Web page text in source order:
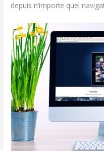
depuis n’importe quel